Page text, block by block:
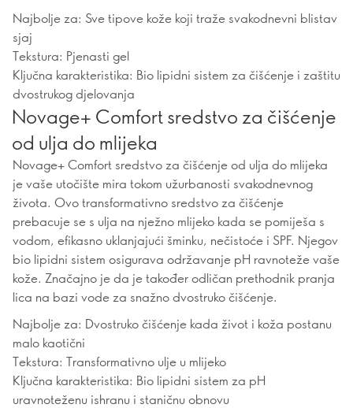
Najbolje za: Sve tipove kože koji traže svakodnevni blistav
sjaj
Tekstura: Pjenasti gel
Ključna karakteristika: Bio lipidni sistem za čišćenje i zaštitu
dvostrukog djelovanja
Novage+ Comfort sredstvo za čišćenje
od ulja do mlijeka
Novage+ Comfort sredstvo za čišćenje od ulja do mlijeka
je vaše utočište mira tokom užurbanosti svakodnevnog
života. Ovo transformativno sredstvo za čišćenje
prebacuje se s ulja na nježno mlijeko kada se pomiješa s
vodom, efikasno uklanjajući šminku, nečistoće i SPF. Njegov
bio lipidni sistem osigurava održavanje pH ravnoteže vaše
kože. Značajno je da je također odličan prethodnik pranja
lica na bazi vode za snažno dvostruko čišćenje.
Najbolje za: Dvostruko čišćenje kada život i koža postanu
malo kaotični
Tekstura: Transformativno ulje u mlijeko
Ključna karakteristika: Bio lipidni sistem za pH
uravnoteženu ishranu i staničnu obnovu